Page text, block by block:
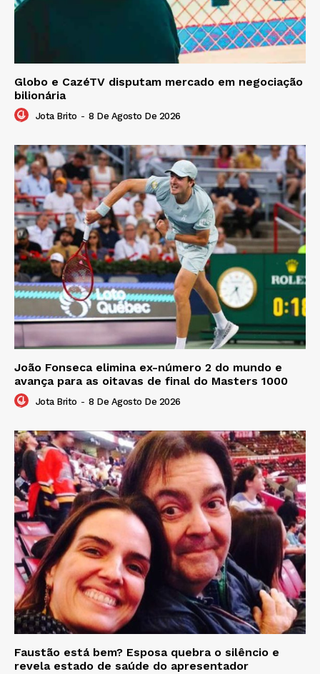
Globo e CazéTV disputam mercado em negociação
bilionária
Jota Brito - 8 De Agosto De 2026
João Fonseca elimina ex-número 2 do mundo e
avança para as oitavas de final do Masters 1000
Jota Brito - 8 De Agosto De 2026
Faustão está bem? Esposa quebra o silêncio e
revela estado de saúde do apresentador